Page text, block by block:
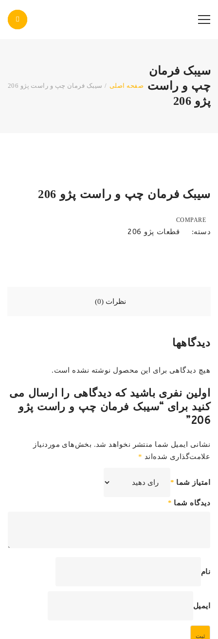
سیبک فرمان
چپ و راست
پژو 206
صفحه اصلی / سیبک فرمان چپ و راست پژو 206
سیبک فرمان چپ و راست پژو 206
COMPARE
دسته: قطعات پژو 206
نظرات (0)
دیدگاهها
هیچ دیدگاهی برای این محصول نوشته نشده است.
اولین نفری باشید که دیدگاهی را ارسال می
کنید برای “سیبک فرمان چپ و راست پژو
206”
نشانی ایمیل شما منتشر نخواهد شد. بخش‌های موردنیاز
علامت‌گذاری شده‌اند *
امتیاز شما *
دیدگاه شما *
نام
ایمیل